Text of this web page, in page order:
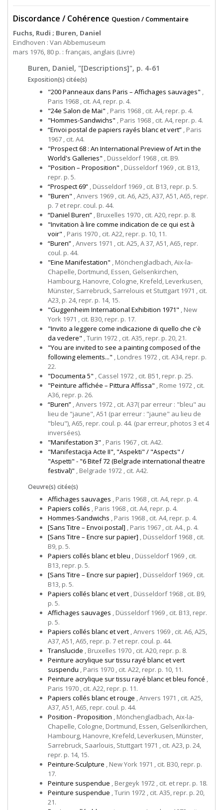
Discordance / Cohérence Question / Commentaire
Fuchs, Rudi ; Buren, Daniel
Eindhoven : Van Abbemuseum
mars 1976, 80 p. : français, anglais (Livre)
Buren, Daniel, "[Descriptions]", p. 4-61
Exposition(s) citée(s)
"200 Panneaux dans Paris – Affichages sauvages" ,
Paris 1968 , cit. A4, repr. p. 4.
"24e Salon de Mai" , Paris 1968 , cit. A4, repr. p. 4.
"Hommes-Sandwichs" , Paris 1968 , cit. A4, repr. p. 4.
“Envoi postal de papiers rayés blanc et vert” , Paris
1967 , cit. A4.
"Prospect 68 : An International Preview of Art in the
World's Galleries" , Düsseldorf 1968 , cit. B9.
"Position – Proposition" , Düsseldorf 1969 , cit. B13,
repr. p. 5.
“Prospect 69” , Düsseldorf 1969 , cit. B13, repr. p. 5.
"Buren" , Anvers 1969 , cit. A6, A25, A37, A51, A65, repr.
p. 7 et repr. coul. p. 44.
“Daniel Buren” , Bruxelles 1970 , cit. A20, repr. p. 8.
"Invitation à lire comme indication de ce qui est à
voir" , Paris 1970 , cit. A22, repr. p. 10, 11.
“Buren” , Anvers 1971 , cit. A25, A 37, A51, A65, repr.
coul. p. 44.
"Eine Manifestation" , Mönchengladbach, Aix-la-
Chapelle, Dortmund, Essen, Gelsenkirchen,
Hambourg, Hanovre, Cologne, Krefeld, Leverkusen,
Münster, Sarrebruck, Sarrelouis et Stuttgart 1971 , cit.
A23, p. 24, repr. p. 14, 15.
"Guggenheim International Exhibition 1971" , New
York 1971 , cit. B30, repr. p. 17.
"Invito a leggere come indicazione di quello che c'è
da vedere" , Turin 1972 , cit. A35, repr. p. 20, 21.
"You are invited to see a painting composed of the
following elements..." , Londres 1972 , cit. A34, repr. p.
22.
"Documenta 5" , Cassel 1972 , cit. B51, repr. p. 25.
"Peinture affichée – Pittura Affissa" , Rome 1972 , cit.
A36, repr. p. 26.
“Buren” , Anvers 1972 , cit. A37( par erreur : "bleu" au
lieu de "jaune", A51 (par erreur : "jaune" au lieu de
"bleu"), A65, repr. coul. p. 44. (par erreur, photos 3 et 4
inversées).
"Manifestation 3" , Paris 1967 , cit. A42.
"Manifestacija Acte II", "Aspekti" / "Aspects" /
"Aspetti" - "6 Bitef 72 (Belgrade international theatre
festival)" , Belgrade 1972 , cit. A42.
Oeuvre(s) citée(s)
Affichages sauvages , Paris 1968 , cit. A4, repr. p. 4.
Papiers collés , Paris 1968 , cit. A4, repr. p. 4.
Hommes-Sandwichs , Paris 1968 , cit. A4, repr. p. 4.
[Sans Titre – Envoi postal] , Paris 1967 , cit. A4., p. 4.
[Sans Titre – Encre sur papier] , Düsseldorf 1968 , cit.
B9, p. 5.
Papiers collés blanc et bleu , Düsseldorf 1969 , cit.
B13, repr. p. 5.
[Sans Titre – Encre sur papier] , Düsseldorf 1969 , cit.
B13, p. 5.
Papiers collés blanc et vert , Düsseldorf 1968 , cit. B9,
p. 5.
Affichages sauvages , Düsseldorf 1969 , cit. B13, repr.
p. 5.
Papiers collés blanc et vert , Anvers 1969 , cit. A6, A25,
A37, A51, A65, repr. p. 7 et repr. coul. p. 44.
Translucide , Bruxelles 1970 , cit. A20, repr. p. 8.
Peinture acrylique sur tissu rayé blanc et vert
suspendu , Paris 1970 , cit. A22, repr. p. 10, 11.
Peinture acrylique sur tissu rayé blanc et bleu foncé ,
Paris 1970 , cit. A22, repr. p. 11.
Papiers collés blanc et rouge , Anvers 1971 , cit. A25,
A37, A51, A65, repr. coul. p. 44.
Position - Proposition , Mönchengladbach, Aix-la-
Chapelle, Cologne, Dortmund, Essen, Gelsenlkirchen,
Hambourg, Hanovre, Krefeld, Leverkusen, Münster,
Sarrebruck, Saarlouis, Stuttgart 1971 , cit. A23, p. 24,
repr. p. 14, 15.
Peinture-Sculpture , New York 1971 , cit. B30, repr. p.
17.
Peinture suspendue , Bergeyk 1972 , cit. et repr. p. 18.
Peinture suspendue , Turin 1972 , cit. A35, repr. p. 20,
21.